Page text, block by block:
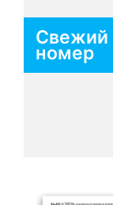
Свежий
номер